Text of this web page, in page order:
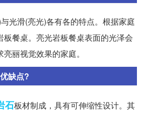
光滑(亮光)各有各的特点。根据家庭
板餐桌。亮光岩板餐桌表面的光泽会
丽视觉效果的家庭。
缺点?
石板材制成，具有可伸缩性设计。其